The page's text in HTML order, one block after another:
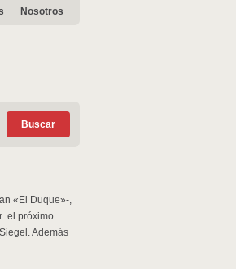
Nosotros
«El Duque»-,
el próximo
Además